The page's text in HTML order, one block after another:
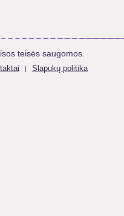
teisės saugomos.
| Slapukų politika